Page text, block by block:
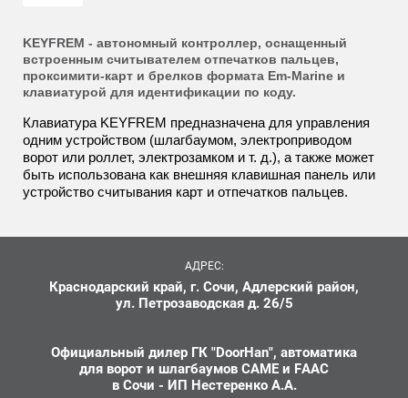
KEYFREM - автономный контроллер, оснащенный
встроенным считывателем отпечатков пальцев,
проксимити-карт и брелков формата Em-Marine и
клавиатурой для идентификации по коду.
Клавиатура KEYFREM предназначена для управления
одним устройством (шлагбаумом, электроприводом
ворот или роллет, электрозамком и т. д.), а также может
быть использована как внешняя клавишная панель или
устройство считывания карт и отпечатков пальцев.
АДРЕС:
Краснодарский край, г. Сочи, Адлерский район,
ул. Петрозаводская д. 26/5
Официальный дилер ГК "DoorHan", автоматика
для ворот и шлагбаумов CAME и FAAC
в Сочи - ИП Нестеренко А.А.